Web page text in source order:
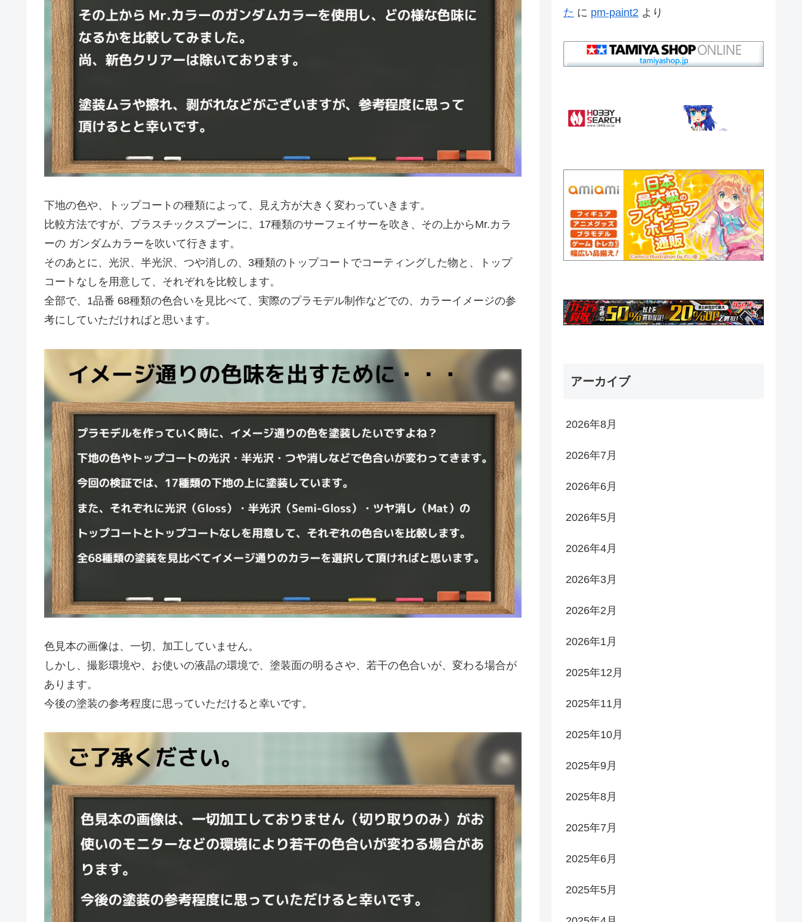
下地の色や、トップコートの種類によって、見え方が大きく変わっていきます。
比較方法ですが、プラスチックスプーンに、17種類のサーフェイサーを吹き、その上からMr.カラ
ーの ガンダムカラーを吹いて行きます。
そのあとに、光沢、半光沢、つや消しの、3種類のトップコートでコーティングした物と、トップ
コートなしを用意して、それぞれを比較します。
全部で、1品番 68種類の色合いを見比べて、実際のプラモデル制作などでの、カラーイメージの参
考にしていただければと思います。
色見本の画像は、一切、加工していません。
しかし、撮影環境や、お使いの液晶の環境で、塗装面の明るさや、若干の色合いが、変わる場合が
あります。
今後の塗装の参考程度に思っていただけると幸いです。
た に pm-paint2 より
アーカイブ
2026年8月
2026年7月
2026年6月
2026年5月
2026年4月
2026年3月
2026年2月
2026年1月
2025年12月
2025年11月
2025年10月
2025年9月
2025年8月
2025年7月
2025年6月
2025年5月